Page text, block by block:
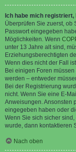
Ich habe mich
Überprüfen Sie zuerst, ob
Passwort eingegeben
Möglichkeiten. Wenn
unter 13 Jahre alt sind,
Erziehungsberechtigten
Wenn dies nicht der Fall
Bei einigen Foren
werden – entweder
Bei der Registrierung
nicht. Wenn Sie eine E-
Anweisungen. Ansonsten
eingegeben haben oder
Wenn Sie sich sicher
wurde, dann kontaktieren
Nach oben